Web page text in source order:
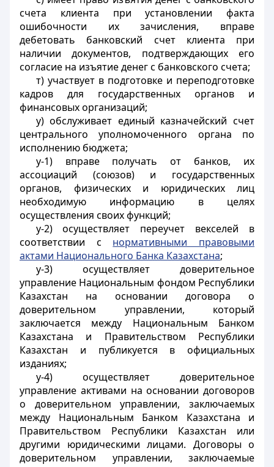
счета клиента при установлении факта
ошибочности их зачисления, вправе
дебетовать банковский счет клиента при
наличии документов, подтверждающих его
согласие на изъятие денег с банковского счета;
т) участвует в подготовке и переподготовке
кадров для государственных органов и
финансовых организаций;
у) обслуживает единый казначейский счет
центрального уполномоченного органа по
исполнению бюджета;
у-1) вправе получать от банков, их
ассоциаций (союзов) и государственных
органов, физических и юридических лиц
необходимую информацию в целях
осуществления своих функций;
у-2) осуществляет переучет векселей в
соответствии с нормативными правовыми
актами Национального Банка Казахстана;
у-3) осуществляет доверительное
управление Национальным фондом Республики
Казахстан на основании договора о
доверительном управлении, который
заключается между Национальным Банком
Казахстана и Правительством Республики
Казахстан и публикуется в официальных
изданиях;
у-4) осуществляет доверительное
управление активами на основании договоров
о доверительном управлении, заключаемых
между Национальным Банком Казахстана и
Правительством Республики Казахстан или
другими юридическими лицами. Договоры о
доверительном управлении, заключаемые